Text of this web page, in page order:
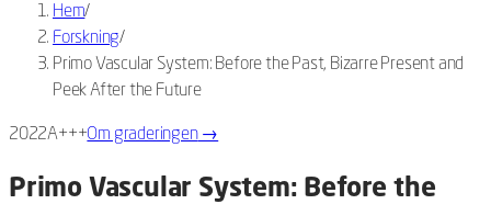
Hem/
Forskning/
Primo Vascular System: Before the Past, Bizarre Present and
Peek After the Future
2022A+++Om graderingen→
Primo Vascular System: Before the